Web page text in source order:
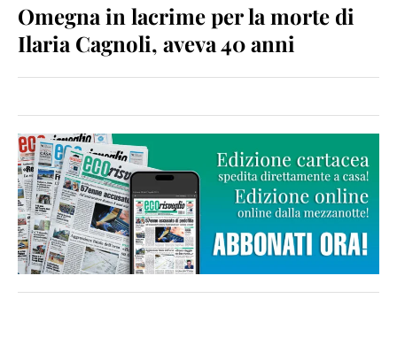
Omegna in lacrime per la morte di
Ilaria Cagnoli, aveva 40 anni